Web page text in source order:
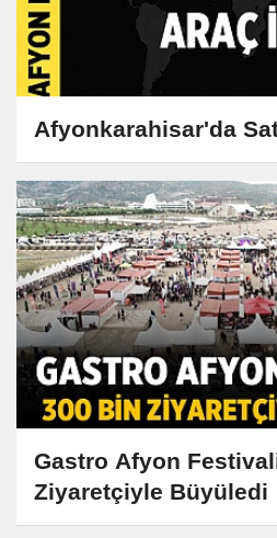
Afyonkarahisar'da
Gastro Afyon
Ziyaretçiyle Büyüledi